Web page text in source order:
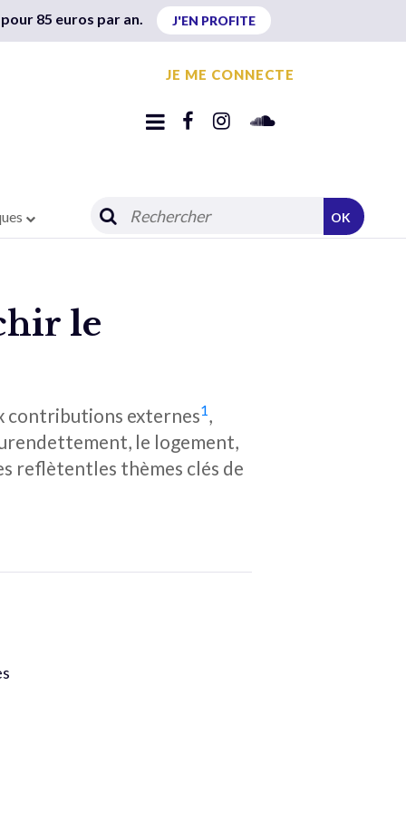
85 euros par an. J'EN PROFITE
JE ME CONNECTE
OK
le
contributions externes1,
le logement,
reflètentles thèmes clés de